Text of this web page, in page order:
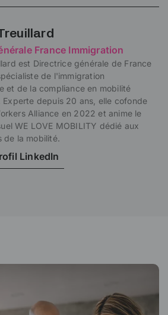
France Immigration
est Directrice générale de France
de l'immigration
et de la compliance en mobilité
Experte depuis 20 ans, elle cofonde
Alliance en 2022 et anime le
WE LOVE MOBILITY dédié aux
de la mobilité.
LinkedIn